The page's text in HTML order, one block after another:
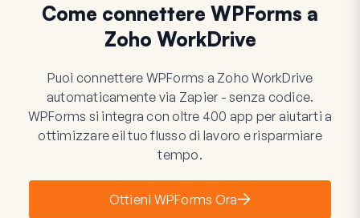
Come connettere WPForms a
Zoho WorkDrive
Puoi connettere WPForms a Zoho WorkDrive
automaticamente via Zapier - senza codice.
WPForms si integra con oltre 400 app per aiutarti a
ottimizzare eil tuo flusso di lavoro e risparmiare
tempo.
Ottieni WPForms Ora